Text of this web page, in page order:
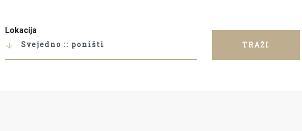
Lokacija
Svejedno :: poništi
TRAŽI